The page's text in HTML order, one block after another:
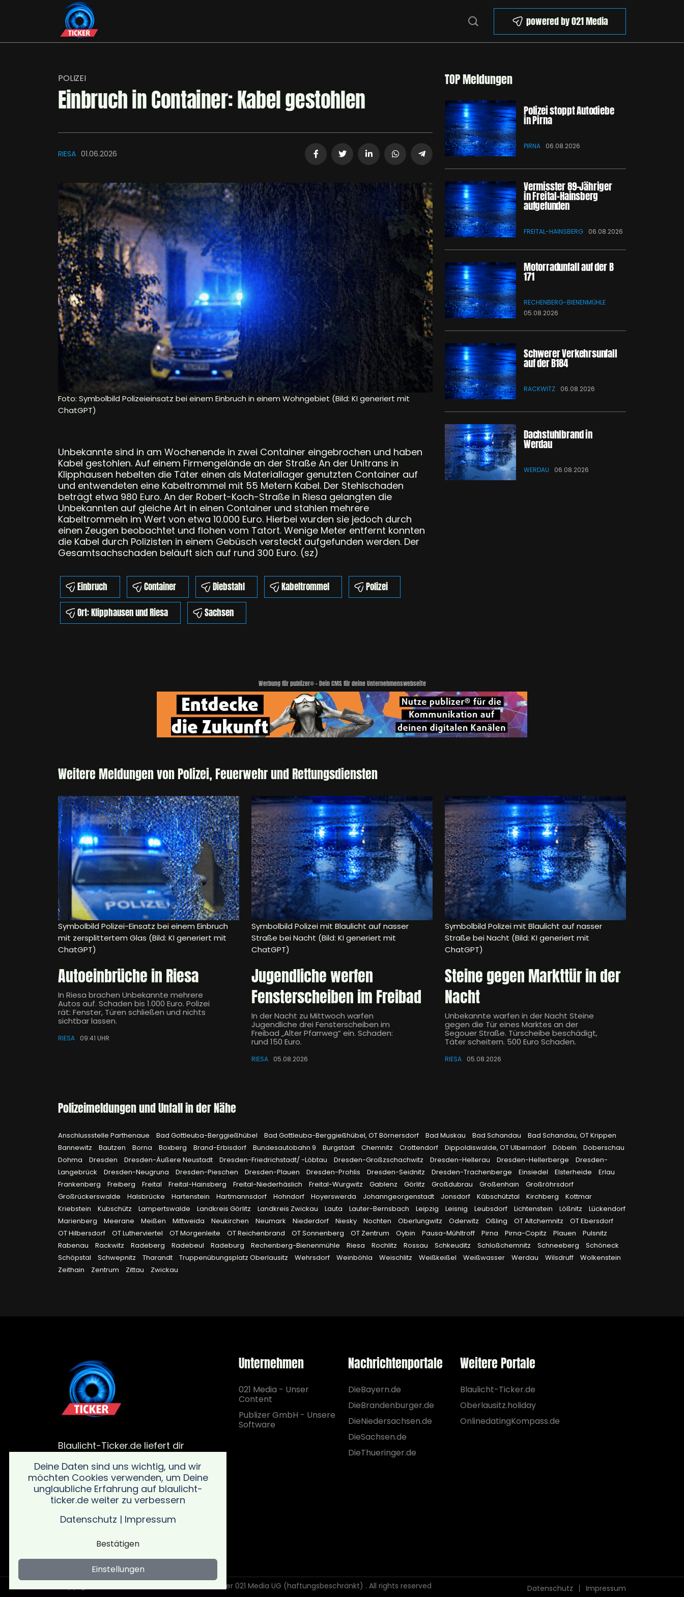
powered by 021 Media
POLIZEI
Einbruch in Container: Kabel gestohlen
RIESA 01.06.2026
Foto: Symbolbild Polizeieinsatz bei einem Einbruch in einem Wohngebiet (Bild: KI generiert mit
ChatGPT)
Unbekannte sind in am Wochenende in zwei Container eingebrochen und haben
Kabel gestohlen. Auf einem Firmengelände an der Straße An der Unitrans in
Klipphausen hebelten die Täter einen als Materiallager genutzten Container auf
und entwendeten eine Kabeltrommel mit 55 Metern Kabel. Der Stehlschaden
beträgt etwa 980 Euro. An der Robert-Koch-Straße in Riesa gelangten die
Unbekannten auf gleiche Art in einen Container und stahlen mehrere
Kabeltrommeln im Wert von etwa 10.000 Euro. Hierbei wurden sie jedoch durch
einen Zeugen beobachtet und flohen vom Tatort. Wenige Meter entfernt konnten
die Kabel durch Polizisten in einem Gebüsch versteckt aufgefunden werden. Der
Gesamtsachschaden beläuft sich auf rund 300 Euro. (sz)
Einbruch Container Diebstahl Kabeltrommel
Polizei
Ort: Klipphausen und Riesa
Sachsen
TOP Meldungen
Polizei stoppt Autodiebe
in Pirna
PIRNA 06.08.2026
Vermisster 89-Jähriger
in Freital-Hainsberg
aufgefunden
FREITAL-HAINSBERG 06.08.2026
Motorradunfall auf der B
171
RECHENBERG-BIENENMÜHLE
05.08.2026
Schwerer Verkehrsunfall
auf der B184
RACKWITZ 06.08.2026
Dachstuhlbrand in
Werdau
WERDAU 06.08.2026
Werbung für publizer® - Dein CMS für deine Unternehmenswebseite
Weitere Meldungen von Polizei, Feuerwehr und Rettungsdiensten
Symbolbild Polizei-Einsatz bei einem Einbruch
mit zersplittertem Glas (Bild: KI generiert mit
ChatGPT)
Autoeinbrüche in Riesa
In Riesa brachen Unbekannte mehrere
Autos auf. Schaden bis 1.000 Euro. Polizei
rät: Fenster, Türen schließen und nichts
sichtbar lassen.
RIESA 09:41 UHR
Symbolbild Polizei mit Blaulicht auf nasser
Straße bei Nacht (Bild: KI generiert mit
ChatGPT)
Jugendliche werfen
Fensterscheiben im Freibad
In der Nacht zu Mittwoch warfen
Jugendliche drei Fensterscheiben im
Freibad „Alter Pfarrweg“ ein. Schaden:
rund 150 Euro.
RIESA 05.08.2026
Symbolbild Polizei mit Blaulicht auf nasser
Straße bei Nacht (Bild: KI generiert mit
ChatGPT)
Steine gegen Markttür in der
Nacht
Unbekannte warfen in der Nacht Steine
gegen die Tür eines Marktes an der
Segouer Straße. Türscheibe beschädigt,
Täter scheitern. 500 Euro Schaden.
RIESA 05.08.2026
Polizeimeldungen und Unfall in der Nähe
Anschlussstelle Parthenaue Bad Gottleuba-Berggießhübel Bad Gottleuba-Berggießhübel, OT Börnersdorf Bad Muskau Bad Schandau
Bad Schandau, OT Krippen
Bannewitz
Bautzen Borna Boxberg Brand-Erbisdorf Bundesautobahn 9 Burgstädt Chemnitz Crottendorf Dippoldiswalde, OT Ulberndorf Döbeln
Doberschau
Dohma
Dresden Dresden-Äußere Neustadt Dresden-Friedrichstadt/ -Löbtau Dresden-Großzschachwitz Dresden-Hellerau Dresden-Hellerberge
Dresden-
Langebrück
Dresden-Neugruna Dresden-Pieschen Dresden-Plauen Dresden-Prohlis Dresden-Seidnitz Dresden-Trachenberge Einsiedel Elsterheide
Erlau
Frankenberg
Freiberg Freital Freital-Hainsberg Freital-Niederhäslich Freital-Wurgwitz Gablenz Görlitz Großdubrau Großenhain
Großröhrsdorf
Großrückerswalde
Halsbrücke Hartenstein Hartmannsdorf Hohndorf Hoyerswerda Johanngeorgenstadt Jonsdorf Käbschütztal Kirchberg
Kottmar
Kriebstein
Kubschütz Lampertswalde Landkreis Görlitz Landkreis Zwickau Lauta Lauter-Bernsbach Leipzig Leisnig Leubsdorf Lichtenstein Lößnitz
Lückendorf
Marienberg
Meerane Meißen Mittweida Neukirchen Neumark Niederdorf Niesky Nochten Oberlungwitz Oderwitz Oßling OT Altchemnitz
OT Ebersdorf
OT Hilbersdorf
OT Lutherviertel OT Morgenleite OT Reichenbrand OT Sonnenberg OT Zentrum Oybin Pausa-Mühltroff Pirna Pirna-Copitz Plauen
Pulsnitz
Rabenau
Rackwitz Radeberg Radebeul Radeburg Rechenberg-Bienenmühle Riesa Rochlitz Rossau Schkeuditz Schloßchemnitz Schneeberg
Schöneck
Schöpstal
Schwepnitz Tharandt Truppenübungsplatz Oberlausitz Wehrsdorf Weinböhla Weischlitz Weißkeißel Weißwasser Werdau Wilsdruff
Wolkenstein
Zeithain
Zentrum Zittau Zwickau
Blaulicht-Ticker.de liefert dir
Polizei, Feuerwehr und von
Rettungsdiensteinsätze. Bleib
informiert über alle wichtigen
Vorfälle in deiner Region mit
schnellen und verlässlichen
Updates sowie wichtigen
Unternehmen
021 Media - Unser
Content
Publizer GmbH - Unsere
Software
Nachrichtenportale
DieBayern.de
DieBrandenburger.de
DieNiedersachsen.de
DieSachsen.de
DieThueringer.de
Weitere Portale
Blaulicht-Ticker.de
Oberlausitz.holiday
OnlinedatingKompass.de
Ein Service der 021 Media UG (haftungsbeschränkt) . All rights reserved Datenschutz Impressum
Deine Daten sind uns wichtig, und wir
möchten Cookies verwenden, um Deine
unglaubliche Erfahrung auf blaulicht-
ticker.de weiter zu verbessern
Datenschutz | Impressum
Bestätigen
Einstellungen